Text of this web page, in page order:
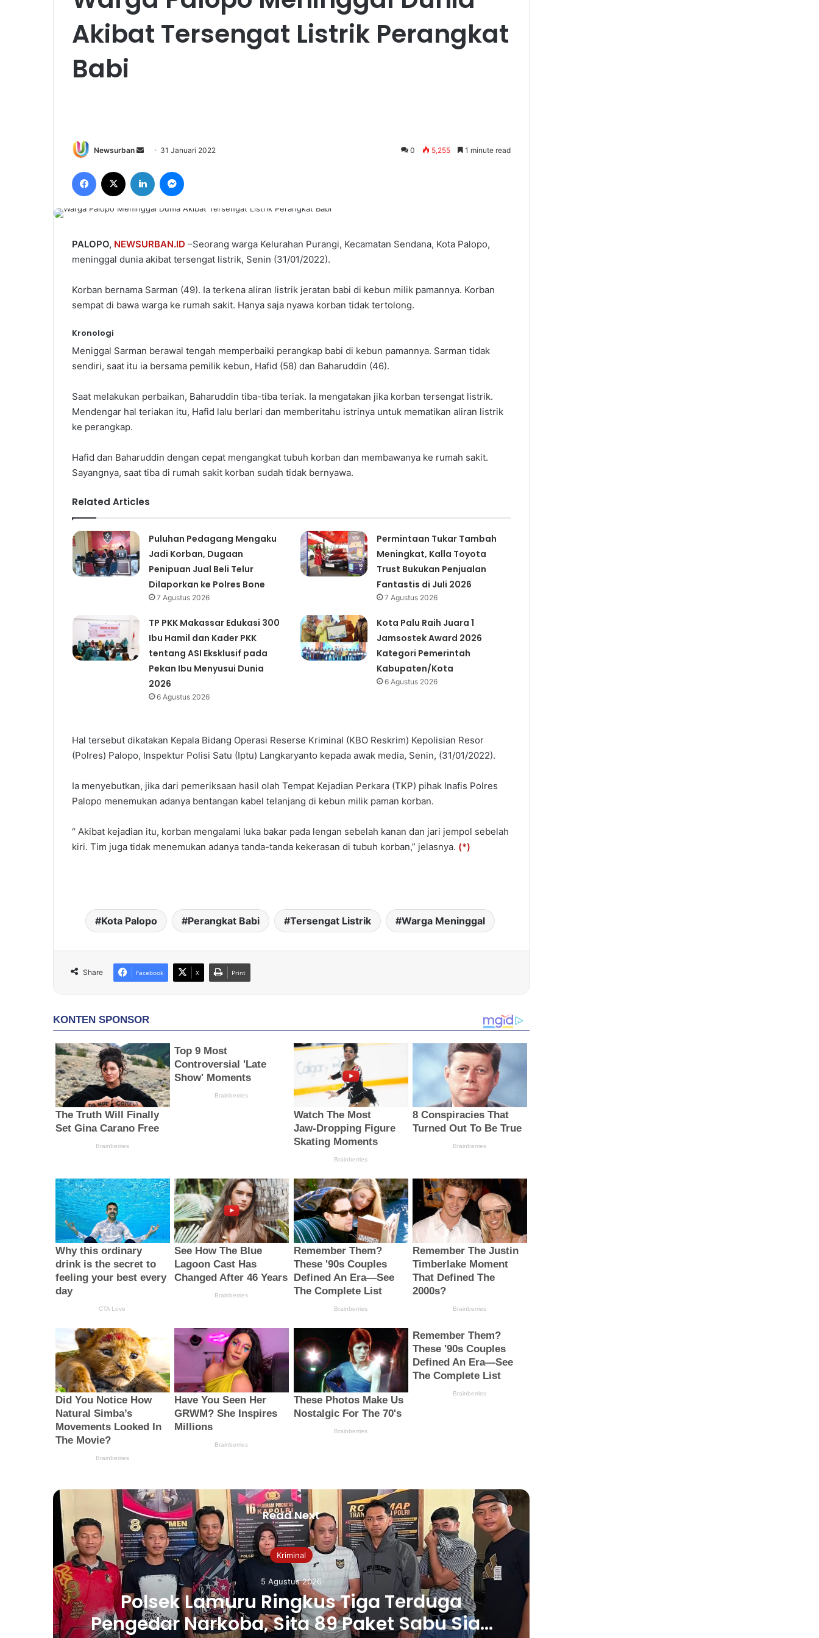
Akibat Tersengat Listrik Perangkat
Babi
Newsurban
Send
email
31 Januari 2022 0 5,255 1 minute read
Facebook LinkedIn
PALOPO, NEWSURBAN.ID –Seorang warga Kelurahan Purangi, Kecamatan Sendana, Kota Palopo,
meninggal dunia akibat tersengat listrik, Senin (31/01/2022).
Korban bernama Sarman (49). Ia terkena aliran listrik jeratan babi di kebun milik pamannya. Korban
sempat di bawa warga ke rumah sakit. Hanya saja nyawa korban tidak tertolong.
Kronologi
Meniggal Sarman berawal tengah memperbaiki perangkap babi di kebun pamannya. Sarman tidak
sendiri, saat itu ia bersama pemilik kebun, Hafid (58) dan Baharuddin (46).
Saat melakukan perbaikan, Baharuddin tiba-tiba teriak. Ia mengatakan jika korban tersengat listrik.
Mendengar hal teriakan itu, Hafid lalu berlari dan memberitahu istrinya untuk mematikan aliran listrik
ke perangkap.
Hafid dan Baharuddin dengan cepat mengangkat tubuh korban dan membawanya ke rumah sakit.
Sayangnya, saat tiba di rumah sakit korban sudah tidak bernyawa.
Related Articles
Puluhan Pedagang Mengaku
Jadi Korban, Dugaan
Penipuan Jual Beli Telur
Dilaporkan ke Polres Bone
7 Agustus 2026
Permintaan Tukar Tambah
Meningkat, Kalla Toyota
Trust Bukukan Penjualan
Fantastis di Juli 2026
7 Agustus 2026
TP PKK Makassar Edukasi 300
Ibu Hamil dan Kader PKK
tentang ASI Eksklusif pada
Pekan Ibu Menyusui Dunia
2026
6 Agustus 2026
Kota Palu Raih Juara 1
Jamsostek Award 2026
Kategori Pemerintah
Kabupaten/Kota
6 Agustus 2026
Hal tersebut dikatakan Kepala Bidang Operasi Reserse Kriminal (KBO Reskrim) Kepolisian Resor
(Polres) Palopo, Inspektur Polisi Satu (Iptu) Langkaryanto kepada awak media, Senin, (31/01/2022).
Ia menyebutkan, jika dari pemeriksaan hasil olah Tempat Kejadian Perkara (TKP) pihak Inafis Polres
Palopo menemukan adanya bentangan kabel telanjang di kebun milik paman korban.
“ Akibat kejadian itu, korban mengalami luka bakar pada lengan sebelah kanan dan jari jempol sebelah
kiri. Tim juga tidak menemukan adanya tanda-tanda kekerasan di tubuh korban,” jelasnya. (*)
Kota Palopo Perangkat Babi Tersengat Listrik Warga Meninggal
Share Facebook X Print
Read Next
News
5 Agustus 2026
Pendampingan Kalla Institute Bantu IRT
Sambusa Pangkep Tingkatkan Produksi